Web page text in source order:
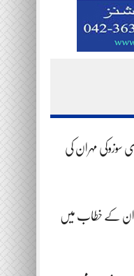
سوزوکی مہران کی
کے خطاب میں